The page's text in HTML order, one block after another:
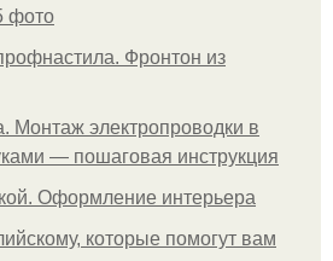
фото
Фронтон из
Монтаж электропроводки в
— пошаговая инструкция
Оформление интерьера
которые помогут вам